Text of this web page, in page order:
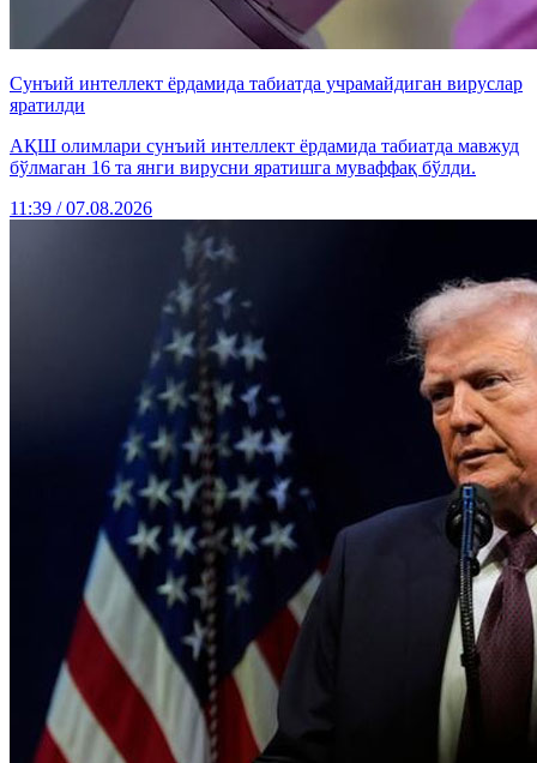
Сунъий интеллект ёрдамида табиатда учрамайдиган вируслар
яратилди
АҚШ олимлари сунъий интеллект ёрдамида табиатда мавжуд
бўлмаган 16 та янги вирусни яратишга муваффақ бўлди.
11:39 / 07.08.2026